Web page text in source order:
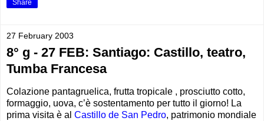
Share
27 February 2003
8° g - 27 FEB: Santiago: Castillo, teatro,
Tumba Francesa
Colazione pantagruelica, frutta tropicale , prosciutto cotto,
formaggio, uova, c’è sostentamento per tutto il giorno! La
prima visita è al Castillo de San Pedro, patrimonio mondiale